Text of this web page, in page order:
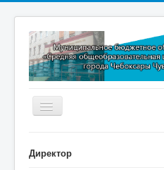
Включить/
выключить
Директор